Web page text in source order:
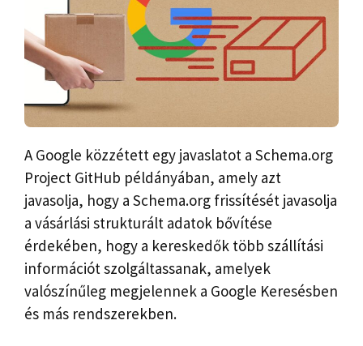
A Google közzétett egy javaslatot a Schema.org
Project GitHub példányában, amely azt
javasolja, hogy a Schema.org frissítését javasolja
a vásárlási strukturált adatok bővítése
érdekében, hogy a kereskedők több szállítási
információt szolgáltassanak, amelyek
valószínűleg megjelennek a Google Keresésben
és más rendszerekben.